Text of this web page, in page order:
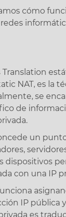
cómo
NAT, es la
se
de
un
dispositivos
con una IP
IP pública
es